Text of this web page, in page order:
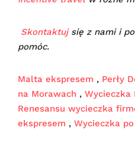
Skontaktujsię z nami i
pomóc.
Malta ekspresem , Perły
na Morawach , Wycieczka
Renesansu wycieczka
ekspresem , Wycieczka